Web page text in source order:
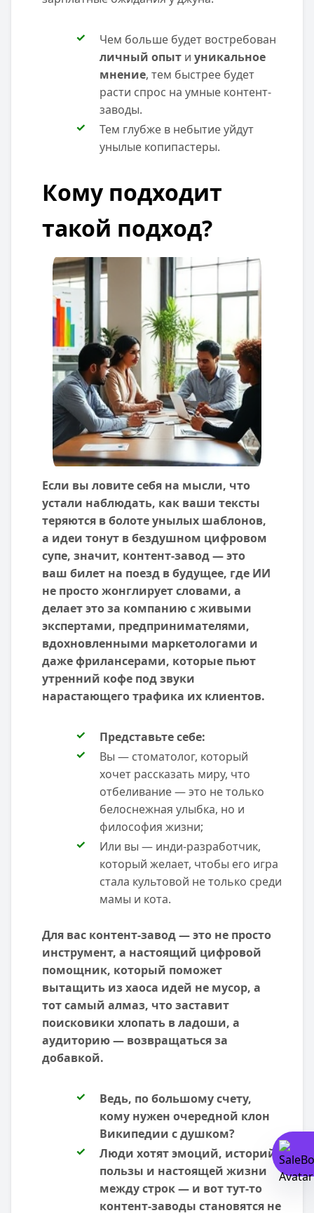
Чем больше будет востребован
личный опыти уникальное
мнение, тем быстрее будет
расти спрос на умные контент-
заводы.
Тем глубже в небытие уйдут
унылые копипастеры.
Кому подходит
такой подход?
Если вы ловите себя на мысли, что
устали наблюдать, как ваши тексты
теряются в болоте унылых шаблонов,
а идеи тонут в бездушном цифровом
супе, значит, контент-завод — это
ваш билет на поезд в будущее, где ИИ
не просто жонглирует словами, а
делает это за компанию с живыми
экспертами, предпринимателями,
вдохновленными маркетологами и
даже фрилансерами, которые пьют
утренний кофе под звуки
нарастающего трафика их клиентов.
Представьте себе:
Вы — стоматолог, который
хочет рассказать миру, что
отбеливание — это не только
белоснежная улыбка, но и
философия жизни;
Или вы — инди-разработчик,
который желает, чтобы его игра
стала культовой не только среди
мамы и кота.
Для вас контент-завод — это не просто
инструмент, а настоящий цифровой
помощник, который поможет
вытащить из хаоса идей не мусор, а
тот самый алмаз, что заставит
поисковики хлопать в ладоши, а
аудиторию — возвращаться за
добавкой.
Ведь, по большому счету,
кому нужен очередной клон
Википедии с душком?
Люди хотят эмоций, историй,
пользы и настоящей жизни
между строк — и вот тут-то
контент-заводы становятся не